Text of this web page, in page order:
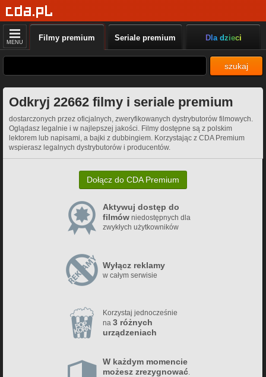
MENU Filmy premium Seriale premium Dla dzieci
szukaj
Odkryj 22662 filmy i seriale premium
dostarczonych przez oficjalnych, zweryfikowanych dystrybutorów filmowych.
Oglądasz legalnie i w najlepszej jakości. Filmy dostępne są z polskim
lektorem lub napisami, a bajki z dubbingiem. Korzystając z CDA Premium
wspierasz legalnych dystrybutorów i producentów.
Dołącz do CDA Premium
Aktywuj dostęp do
filmówniedostępnych dla
zwykłych użytkowników
Wyłącz reklamy
w całym serwisie
Korzystaj jednocześnie
na 3 różnych
urządzeniach
W każdym momencie
możesz zrezygnować.